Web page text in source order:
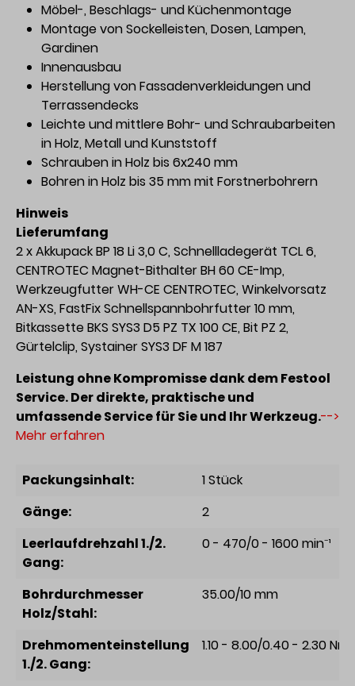
Möbel-, Beschlags- und Küchenmontage
Montage von Sockelleisten, Dosen, Lampen,
Gardinen
Innenausbau
Herstellung von Fassadenverkleidungen und
Terrassendecks
Leichte und mittlere Bohr- und Schraubarbeiten
in Holz, Metall und Kunststoff
Schrauben in Holz bis 6x240 mm
Bohren in Holz bis 35 mm mit Forstnerbohrern
Hinweis
Lieferumfang
2 x Akkupack BP 18 Li 3,0 C, Schnellladegerät TCL 6,
CENTROTEC Magnet-Bithalter BH 60 CE-Imp,
Werkzeugfutter WH-CE CENTROTEC, Winkelvorsatz
AN-XS, FastFix Schnellspannbohrfutter 10 mm,
Bitkassette BKS SYS3 D5 PZ TX 100 CE, Bit PZ 2,
Gürtelclip, Systainer SYS3 DF M 187
Leistung ohne Kompromisse dank dem Festool
Service. Der direkte, praktische und
umfassende Service für Sie und Ihr Werkzeug.-->
Mehr erfahren
Packungsinhalt:
1 Stück
Gänge:
2
Leerlaufdrehzahl 1./2.
Gang:
0 - 470/0 - 1600 min⁻¹
Bohrdurchmesser
Holz/Stahl:
35.00/10 mm
Drehmomenteinstellung
1./2. Gang:
1.10 - 8.00/0.40 - 2.30 Nm